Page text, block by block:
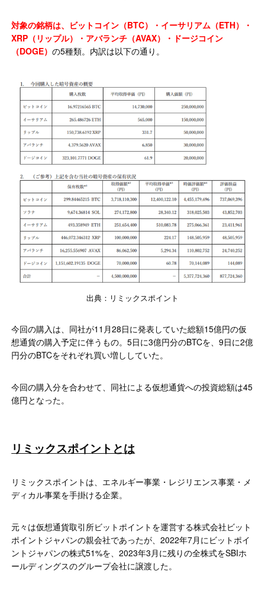
対象の銘柄は、ビットコイン（BTC）・イーサリアム（ETH）・
XRP（リップル）・アバランチ（AVAX）・ドージコイン
（DOGE）の5種類。内訳は以下の通り。
出典：リミックスポイント
今回の購入は、同社が11月28日に発表していた総額15億円の仮
想通貨の購入予定に伴うもの。5日に3億円分のBTCを、9日に2億
円分のBTCをそれぞれ買い増ししていた。
今回の購入分を合わせて、同社による仮想通貨への投資総額は45
億円となった。
リミックスポイントとは
リミックスポイントは、エネルギー事業・レジリエンス事業・メ
ディカル事業を手掛ける企業。
元々は仮想通貨取引所ビットポイントを運営する株式会社ビット
ポイントジャパンの親会社であったが、2022年7月にビットポイ
ントジャパンの株式51%を、2023年3月に残りの全株式をSBIホ
ールディングスのグループ会社に譲渡した。